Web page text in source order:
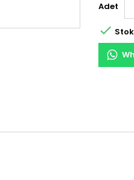
Adet
